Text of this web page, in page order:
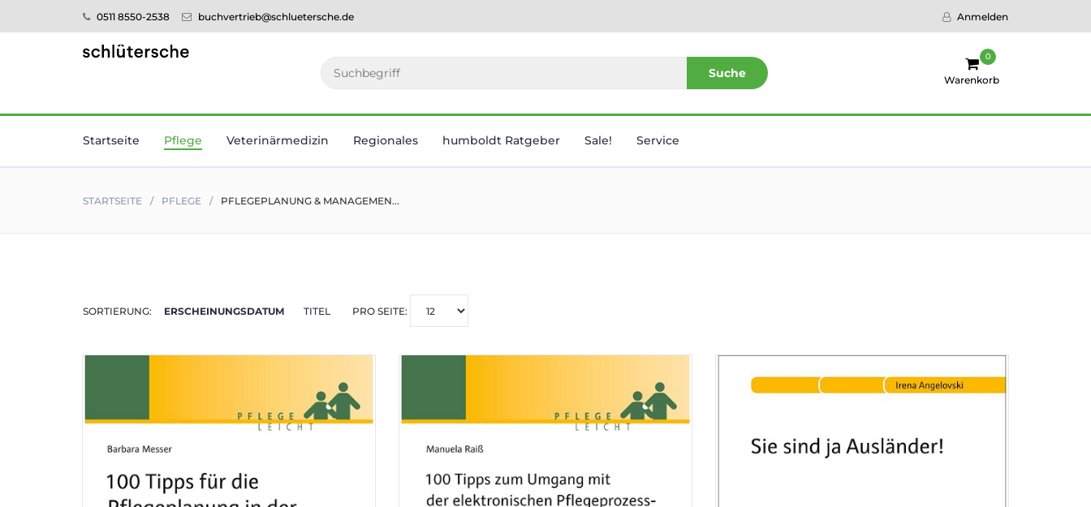
0511 8550-2538 buchvertrieb@schluetersche.de Anmelden
Suche Warenkorb
0
Startseite Pflege Veterinär­medizin Regionales humboldt Ratgeber Sale! Service
STARTSEITE PFLEGE PFLEGEPLANUNG & MANAGEMEN...
SORTIERUNG: ERSCHEINUNGSDATUM TITEL PRO SEITE: